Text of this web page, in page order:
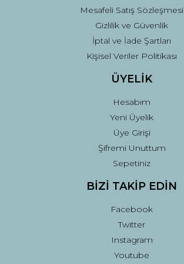
Mesafeli Satış Sözleşmesi
Gizlilik ve Güvenlik
İptal ve İade Şartları
Kişisel Veriler Politikası
ÜYELİK
Hesabım
Yeni Üyelik
Üye Girişi
Şifremi Unuttum
Sepetiniz
BİZİ TAKİP EDİN
Facebook
Twitter
Instagram
Youtube